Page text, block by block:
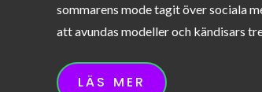
sommarens mode tagit över sociala
att avundas modeller och kändisars
LÄS MER